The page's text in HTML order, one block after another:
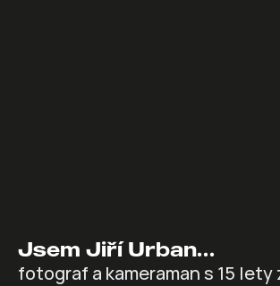
Jsem Jiří Urban…
fotograf a kameraman s 15